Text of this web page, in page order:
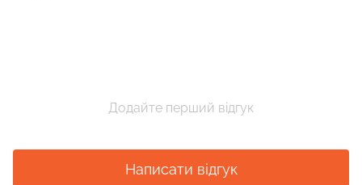
Додайте перший відгук
Написати відгук